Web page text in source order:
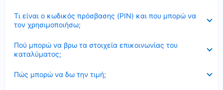
Τι είναι ο κωδικός πρόσβασης (PIN) και που μπορώ να
τον χρησιμοποιήσω;
Πού μπορώ να βρω τα στοιχεία επικοινωνίας του
καταλύματος;
Πώς μπορώ να δω την τιμή;